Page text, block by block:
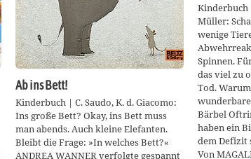
Ab ins Bett!
Kinderbuch | C. Saudo, K. d. Giacomo:
Ins große Bett? Okay, ins Bett muss
man abends. Auch kleine Elefanten.
Bleibt die Frage: »In welches Bett?«
ANDREA WANNER verfolgte gespannt
Kinderbuch
Müller:
wenige
Spinnen.
das viel zu
Tod.
Bärbel
haben ein
dem Defizit
Von